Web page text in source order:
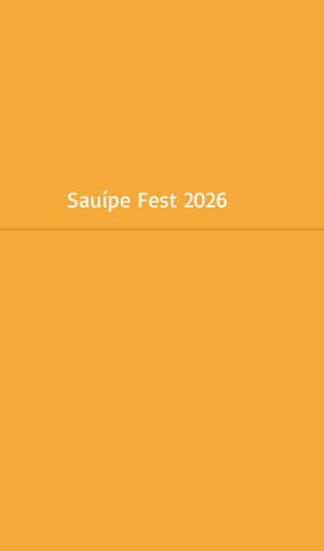
Sauípe Fest 2026